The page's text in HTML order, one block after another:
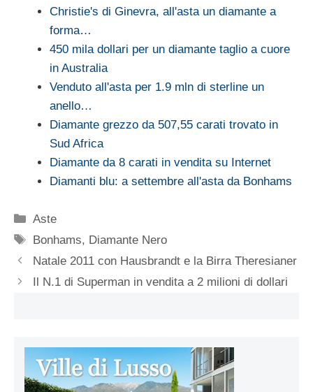
Christie's di Ginevra, all'asta un diamante a
forma…
450 mila dollari per un diamante taglio a cuore
in Australia
Venduto all'asta per 1.9 mln di sterline un
anello…
Diamante grezzo da 507,55 carati trovato in
Sud Africa
Diamante da 8 carati in vendita su Internet
Diamanti blu: a settembre all'asta da Bonhams
Categorie
Aste
Tag
Bonhams, Diamante Nero
Natale 2011 con Hausbrandt e la Birra Theresianer
Il N.1 di Superman in vendita a 2 milioni di dollari